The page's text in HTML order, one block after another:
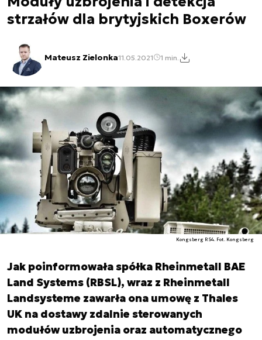
strzałów dla brytyjskich Boxerów
Mateusz Zielonka11.05.2021 1 min.
Kongsberg RS4. Fot. Kongsberg
Jak poinformowała spółka Rheinmetall BAE
Land Systems (RBSL), wraz z Rheinmetall
Landsysteme zawarła ona umowę z Thales
UK na dostawy zdalnie sterowanych
modułów uzbrojenia oraz automatycznego